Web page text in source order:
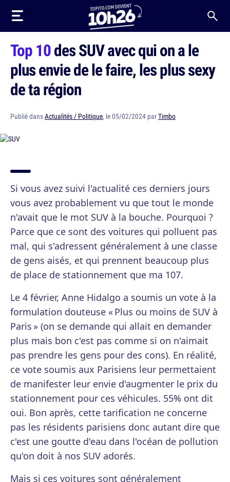
Top 10des SUV avec qui on a le
plus envie de le faire, les plus sexy
de ta région
Publié dansActualités / Politique, le 05/02/2024 parTimbo
Si vous avez suivi l'actualité ces derniers jours
vous avez probablement vu que tout le monde
n'avait que le mot SUV à la bouche. Pourquoi ?
Parce que ce sont des voitures qui polluent pas
mal, qui s'adressent généralement à une classe
de gens aisés, et qui prennent beaucoup plus
de place de stationnement que ma 107.
Le 4 février, Anne Hidalgo a soumis un vote à la
formulation douteuse « Plus ou moins de SUV à
Paris » (on se demande qui allait en demander
plus mais bon c'est pas comme si on n'aimait
pas prendre les gens pour des cons). En réalité,
ce vote soumis aux Parisiens leur permettaient
de manifester leur envie d'augmenter le prix du
stationnement pour ces véhicules. 55% ont dit
oui. Bon après, cette tarification ne concerne
pas les résidents parisiens donc autant dire que
c'est une goutte d'eau dans l'océan de pollution
qu'on doit à nos SUV adorés.
Mais si ces voitures sont généralement